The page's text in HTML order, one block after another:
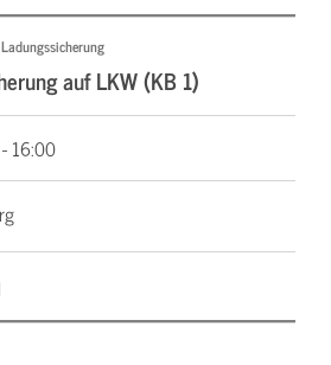
auf LKW (KB 1)
16:00